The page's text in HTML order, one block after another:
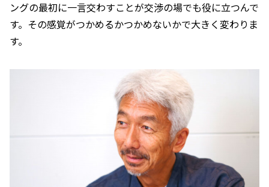
ングの最初に一言交わすことが交渉の場でも役に立つんで
す。その感覚がつかめるかつかめないかで大きく変わりま
す。